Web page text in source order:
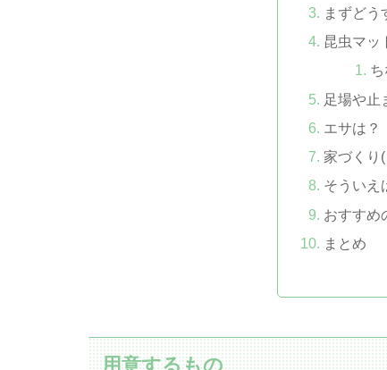
まずどう
昆虫マッ
足場や止
エサは？
家づくり
そういえ
おすすめ
まとめ
用意するもの